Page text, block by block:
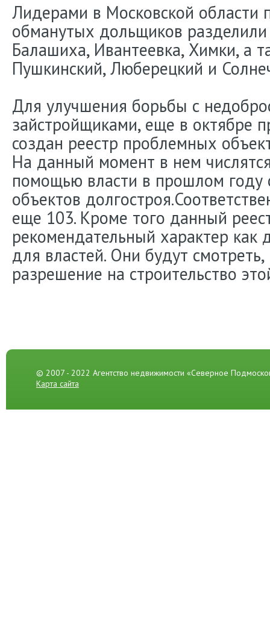
Лидерами в Московской области
обманутых дольщиков
Балашиха, Ивантеевка, Химки, а
Пушкинский, Люберецкий и
Для улучшения борьбы с
зайстройщиками, еще в октябре
создан реестр проблемных
На данный момент в нем
помощью власти в прошлом году
объектов
еще 103. Кроме того данный
рекомендательный характер как
для властей. Они будут
разрешение на строительство
© 2007 - 2022 Агентство недвижимости «Северное
Карта сайта